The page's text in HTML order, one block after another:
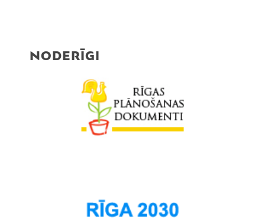
NODERĪGI